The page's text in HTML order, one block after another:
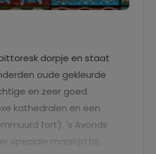
dorpje en staat
oude gekleurde
en zeer goed
kathedralen en een
fort). 's Avonds
speciale maaltijd bij